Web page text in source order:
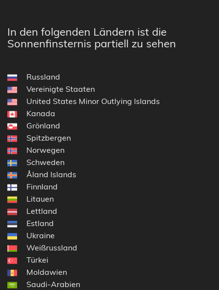
In den folgenden Ländern ist die
Sonnenfinsternis partiell zu sehen
Russland
Vereinigte Staaten
United States Minor Outlying Islands
Kanada
Grönland
Spitzbergen
Norwegen
Schweden
Åland Islands
Finnland
Litauen
Lettland
Estland
Ukraine
Weißrussland
Türkei
Moldawien
Saudi-Arabien